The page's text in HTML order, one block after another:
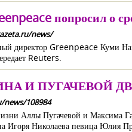
попросил о
news/
директор Greenpeace Куми
Reuters.
И ПУГАЧЕВОЙ
108984
Аллы Пугачевой и Максима
Игоря Николаева певица Юлия